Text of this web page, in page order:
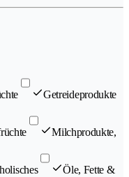
Getreideprodukte
Milchprodukte,
Öle, Fette &